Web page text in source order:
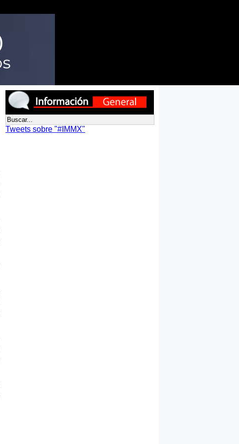
Tweets sobre "#IMMX"